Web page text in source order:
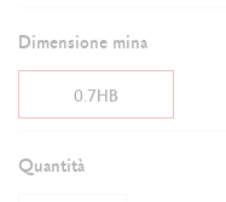
Dimensione mina
0.7HB
Quantità